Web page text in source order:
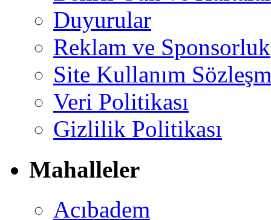
Duyurular
Reklam ve Sponsorluk
Site Kullanım
Veri Politikası
Gizlilik Politikası
Mahalleler
Acıbadem